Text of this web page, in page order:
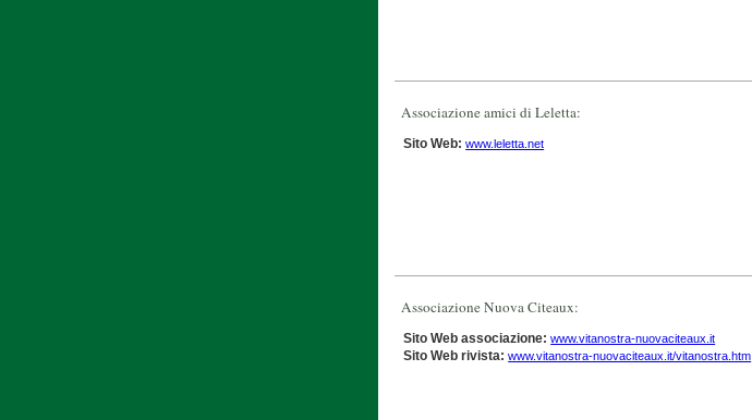
Associazione amici di Leletta:
Sito Web: www.leletta.net
Associazione Nuova Citeaux:
Sito Web associazione: www.vitanostra-nuovaciteaux.it
Sito Web rivista: www.vitanostra-nuovaciteaux.it/vitanostra.htm